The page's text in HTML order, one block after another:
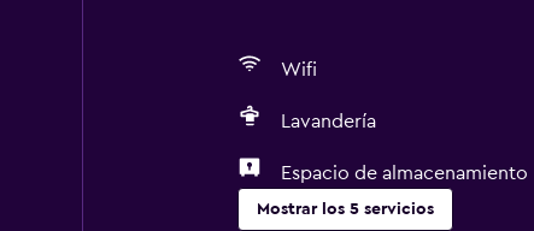
Wifi
Lavandería
Espacio de almacenamiento
Mostrar los 5 servicios